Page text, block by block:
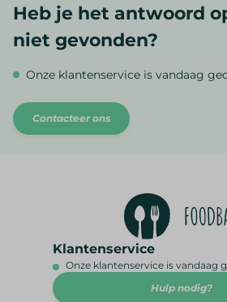
Heb je het antwoord
niet gevonden?
Onze klantenservice is vandaag
Contacteer ons
Klantenservice
Onze klantenservice is vandaag
Hulp nodig?